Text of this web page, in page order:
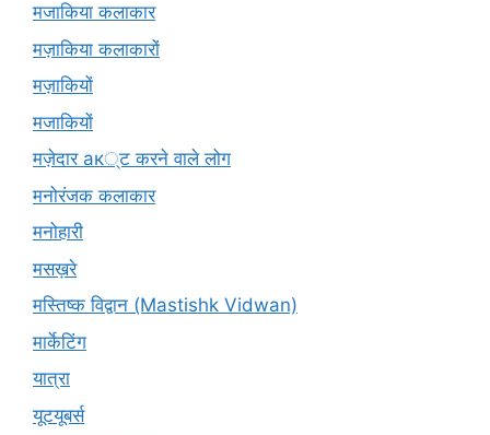
मजाकिया कलाकार
मज़ाकिया कलाकारों
मज़ाकियों
मजाकियों
मज़ेदार ак्ट करने वाले लोग
मनोरंजक कलाकार
मनोहारी
मसख़रे
मस्तिष्क विद्वान (Mastishk Vidwan)
मार्केटिंग
यात्रा
यूटयूबर्स